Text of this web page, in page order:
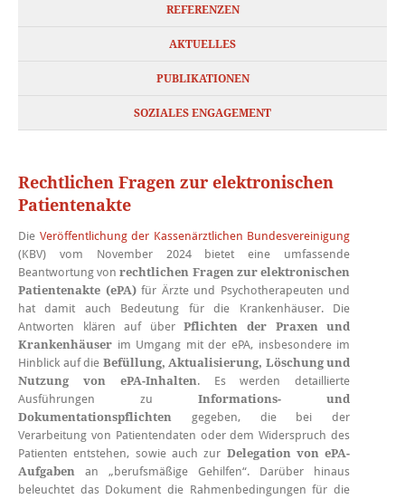
REFERENZEN
AKTUELLES
PUBLIKATIONEN
SOZIALES ENGAGEMENT
Rechtlichen Fragen zur elektronischen
Patientenakte
Die Veröffentlichung der Kassenärztlichen Bundesvereinigung
(KBV) vom November 2024 bietet eine umfassende
Beantwortung vonrechtlichen Fragen zur elektronischen
Patientenakte (ePA)für Ärzte und Psychotherapeuten und
hat damit auch Bedeutung für die Krankenhäuser. Die
Antworten klären auf überPflichten der Praxen und
Krankenhäuser im Umgang mit der ePA, insbesondere im
Hinblick auf die Befüllung, Aktualisierung, Löschung und
Nutzung von ePA-Inhalten. Es werden detaillierte
Ausführungen zuInformations- und
Dokumentationspflichten gegeben, die bei der
Verarbeitung von Patientendaten oder dem Widerspruch des
Patienten entstehen, sowie auch zur Delegation von ePA-
Aufgaben an „berufsmäßige Gehilfen“. Darüber hinaus
beleuchtet das Dokument die Rahmenbedingungen für die